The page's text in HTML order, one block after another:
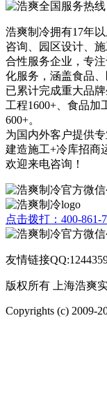
浩爽制冷拥有17年
咨询、园区设计、
合性服务企业，专
化服务，涵盖食品
已累计完成重大品
工程1600+、食品加
600+。
为国内外客户提供
建造施工+冷库招商
欢迎来电咨询！
点击拨打：400-861-
友情链接
版权所有 上海浩爽
Copyrights (c) 2009-